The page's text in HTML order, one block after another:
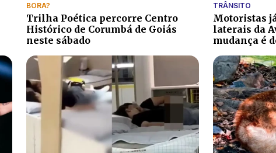
BORA?
Trilha Poética percorre Centro
Histórico de Corumbá de Goiás
neste sábado
TRÂNSITO
Motoristas
laterais da
mudança é